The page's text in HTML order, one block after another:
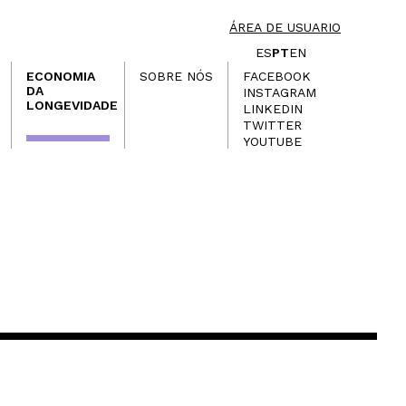
ÁREA DE USUARIO
ESPTEN
ECONOMIA
DA
LONGEVIDADE
SOBRE NÓS
FACEBOOK
INSTAGRAM
LINKEDIN
TWITTER
YOUTUBE